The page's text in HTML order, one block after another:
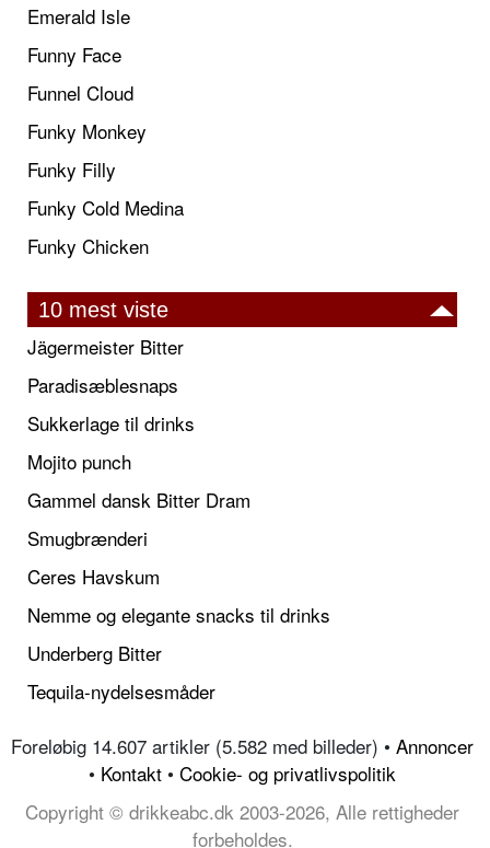
Emerald Isle
Funny Face
Funnel Cloud
Funky Monkey
Funky Filly
Funky Cold Medina
Funky Chicken
10 mest viste
Jägermeister Bitter
Paradisæblesnaps
Sukkerlage til drinks
Mojito punch
Gammel dansk Bitter Dram
Smugbrænderi
Ceres Havskum
Nemme og elegante snacks til drinks
Underberg Bitter
Tequila-nydelsesmåder
Foreløbig 14.607 artikler (5.582 med billeder) • Annoncer
• Kontakt • Cookie- og privatlivspolitik
Copyright © drikkeabc.dk 2003-2026, Alle rettigheder
forbeholdes.